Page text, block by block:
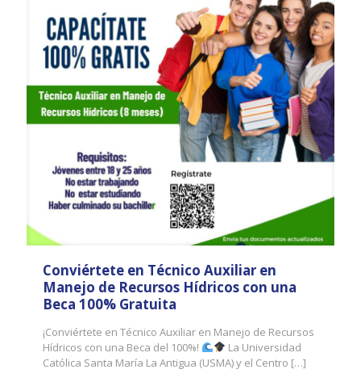
Conviértete en Técnico Auxiliar en
Manejo de Recursos Hídricos con una
Beca 100% Gratuita
¡Conviértete en Técnico Auxiliar en Manejo de Recursos
Hídricos con una Beca del 100%!
La Universidad
Católica Santa María La Antigua (USMA) y el Centro […]